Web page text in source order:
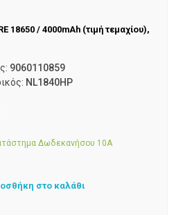
18650 / 4000mAh (τιμή τεμαχίου),
9060110859
NL1840HP
Δωδεκανήσου 10Α
στο καλάθι